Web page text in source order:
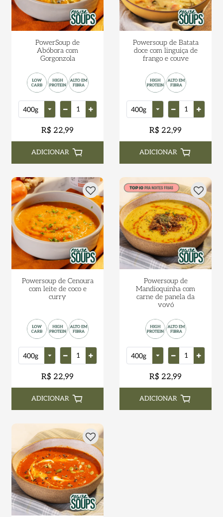
PowerSoup de
Abóbora com
Gorgonzola
R$ 22,99
ADICIONAR
Powersoup de Batata
doce com linguiça de
frango e couve
R$ 22,99
ADICIONAR
Powersoup de Cenoura
com leite de coco e
curry
R$ 22,99
ADICIONAR
Powersoup de
Mandioquinha com
carne de panela da
vovó
R$ 22,99
ADICIONAR